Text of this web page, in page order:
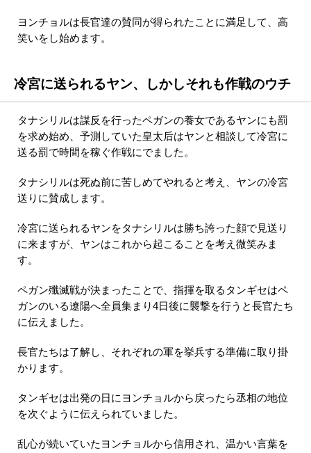
ヨンチョルは長官達の賛同が得られたことに満足して、高
笑いをし始めます。
冷宮に送られるヤン、しかしそれも作戦のウチ
タナシリルは謀反を行ったペガンの養女であるヤンにも罰
を求め始め、予測していた皇太后はヤンと相談して冷宮に
送る罰で時間を稼ぐ作戦にでました。
タナシリルは死ぬ前に苦しめてやれると考え、ヤンの冷宮
送りに賛成します。
冷宮に送られるヤンをタナシリルは勝ち誇った顔で見送り
に来ますが、ヤンはこれから起こることを考え微笑みま
す。
ペガン殲滅戦が決まったことで、指揮を取るタンギセはペ
ガンのいる遼陽へ全員集まり4日後に襲撃を行うと長官たち
に伝えました。
長官たちは了解し、それぞれの軍を挙兵する準備に取り掛
かります。
タンギセは出発の日にヨンチョルから戻ったら丞相の地位
を次ぐように伝えられていました。
乱心が続いていたヨンチョルから信用され、温かい言葉を